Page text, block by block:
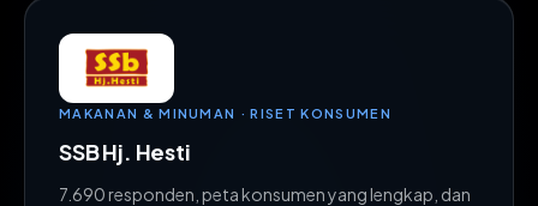
MAKANAN & MINUMAN · RISET KONSUMEN
SSB Hj. Hesti
7.690 responden, peta konsumen yang lengkap, dan